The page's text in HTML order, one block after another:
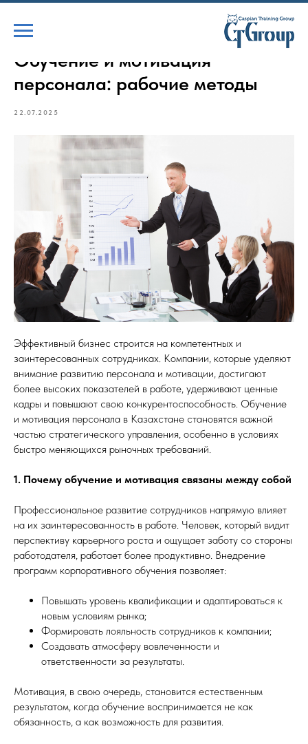
Обучение и мотивация
персонала: рабочие методы
22.07.2025
Эффективный бизнес строится на компетентных и
заинтересованных сотрудниках. Компании, которые уделяют
внимание развитию персонала и мотивации, достигают
более высоких показателей в работе, удерживают ценные
кадры и повышают свою конкурентоспособность. Обучение
и мотивация персонала в Казахстане становятся важной
частью стратегического управления, особенно в условиях
быстро меняющихся рыночных требований.
1. Почему обучение и мотивация связаны между собой
Профессиональное развитие сотрудников напрямую влияет
на их заинтересованность в работе. Человек, который видит
перспективу карьерного роста и ощущает заботу со стороны
работодателя, работает более продуктивно. Внедрение
программ корпоративного обучения позволяет:
Повышать уровень квалификации и адаптироваться к
новым условиям рынка;
Формировать лояльность сотрудников к компании;
Создавать атмосферу вовлеченности и
ответственности за результаты.
Мотивация, в свою очередь, становится естественным
результатом, когда обучение воспринимается не как
обязанность, а как возможность для развития.